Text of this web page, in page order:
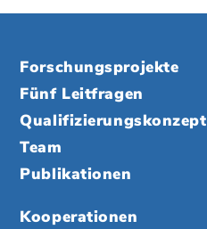
Forschungsprojekte
Fünf Leitfragen
Qualifizierungskonzept
Team
Publikationen
Kooperationen